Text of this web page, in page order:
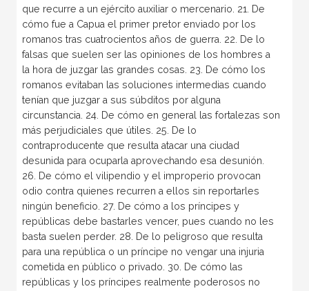
que recurre a un ejército auxiliar o mercenario. 21. De
cómo fue a Capua el primer pretor enviado por los
romanos tras cuatrocientos años de guerra. 22. De lo
falsas que suelen ser las opiniones de los hombres a
la hora de juzgar las grandes cosas. 23. De cómo los
romanos evitaban las soluciones intermedias cuando
tenían que juzgar a sus súbditos por alguna
circunstancia. 24. De cómo en general las fortalezas son
más perjudiciales que útiles. 25. De lo
contraproducente que resulta atacar una ciudad
desunida para ocuparla aprovechando esa desunión.
26. De cómo el vilipendio y el improperio provocan
odio contra quienes recurren a ellos sin reportarles
ningún beneficio. 27. De cómo a los príncipes y
repúblicas debe bastarles vencer, pues cuando no les
basta suelen perder. 28. De lo peligroso que resulta
para una república o un príncipe no vengar una injuria
cometida en público o privado. 30. De cómo las
repúblicas y los príncipes realmente poderosos no